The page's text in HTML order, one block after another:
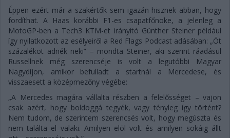
Éppen ezért már a szakértők sem igazán hisznek abban, hogy
fordíthat. A Haas korábbi F1-es csapatfőnöke, a jelenleg a
MotoGP-ben a Tech3 KTM-et irányító Günther Steiner például
így nyilatkozott az esélyeiről a Red Flags Podcast adásában: „Öt
százalékot adnék neki” – mondta Steiner, aki szerint ráadásul
Russellnek még szerencséje is volt a legutóbbi Magyar
Nagydíjon, amikor befulladt a startnál a Mercedese, és
visszaesett a középmezőny végébe:
„A Mercedes magára vállalta részben a felelősséget – vajon
csak azért, hogy boldoggá tegyék, vagy tényleg így történt?
Nem tudom, de szerintem szerencsés volt, hogy megúszta és
nem találta el valaki. Amilyen elöl volt és amilyen sokáig állt